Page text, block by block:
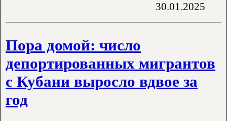
30.01.2025
Пора домой: число
депортированных мигрантов
с Кубани выросло вдвое за
год